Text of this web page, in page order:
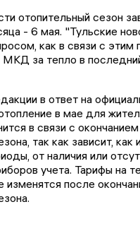
отопительный сезон
- 6 мая. "Тульские
как в связи с этим
МКД за тепло в
в ответ на
в мае для
в связи с окончанием
так как зависит, как
от наличия или
учета. Тарифы на
изменятся после